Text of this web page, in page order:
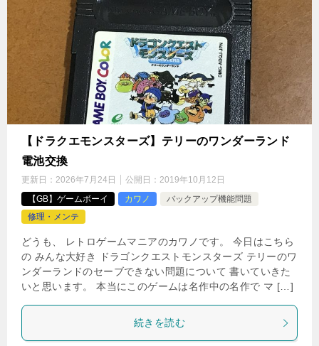
【ドラクエモンスターズ】テリーのワンダーランド
電池交換
更新日： 2026年7月24日 公開日： 2019年10月12日
【GB】ゲームボーイ
カワノ
バックアップ機能問題
修理・メンテ
どうも、 レトロゲームマニアのカワノです。 今日はこちら
の みんな大好き ドラゴンクエストモンスターズ テリーのワ
ンダーランドのセーブできない問題について 書いていきた
いと思います。 本当にこのゲームは名作中の名作で マ […]
続きを読む